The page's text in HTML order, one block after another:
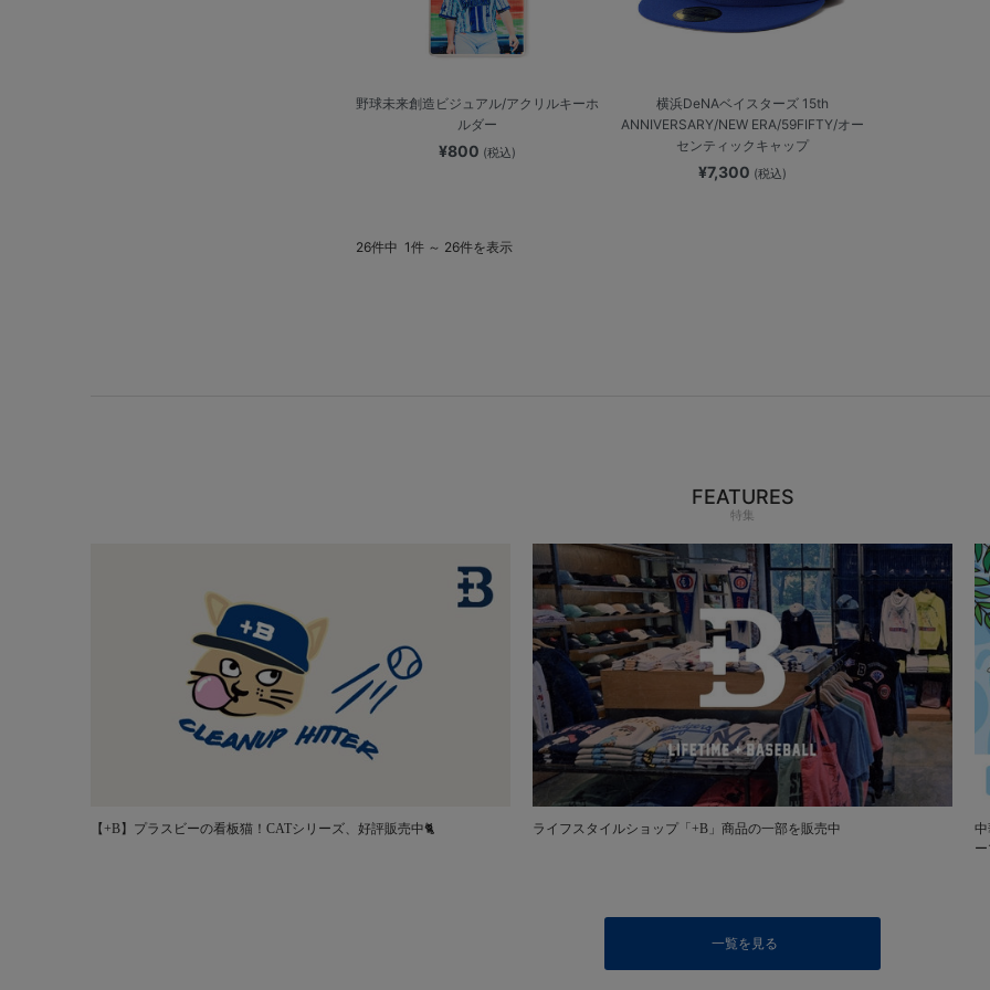
野球未来創造ビジュアル/アクリルキーホ
ルダー
¥800 (税込)
横浜DeNAベイスターズ 15th
ANNIVERSARY/NEW ERA/59FIFTY/オー
センティックキャップ
¥7,300 (税込)
26件中 1件 ～ 26件を表示
FEATURES
特集
【+B】プラスビーの看板猫！CATシリーズ、好評販売中🐈 ライフスタイルショップ「+B」商品の一部を販売中
一覧を見る